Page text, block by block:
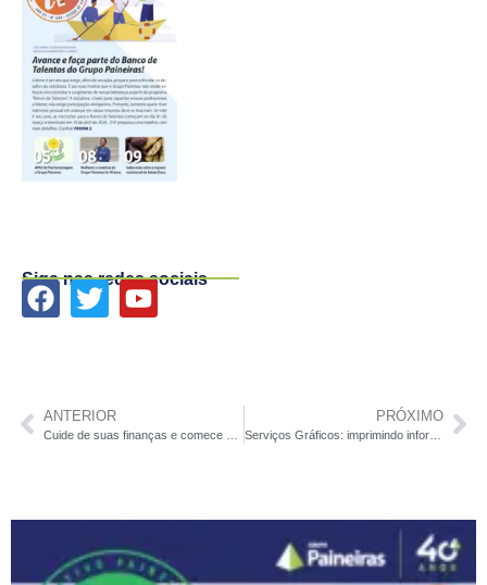
Siga nas redes sociais
ANTERIOR PRÓXIMO
Serviços Gráficos: imprimindo informação com qualidade e responsabilidade